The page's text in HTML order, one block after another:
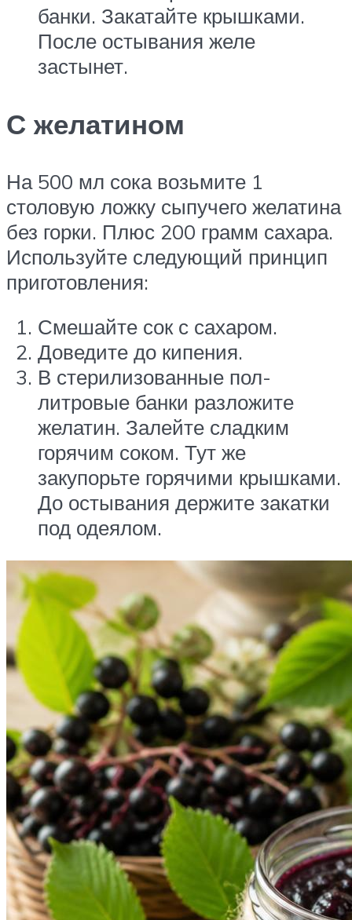
банки. Закатайте крышками.
После остывания желе
застынет.
С желатином
На 500 мл сока возьмите 1
столовую ложку сыпучего желатина
без горки. Плюс 200 грамм сахара.
Используйте следующий принцип
приготовления:
Смешайте сок с сахаром.
Доведите до кипения.
В стерилизованные пол-
литровые банки разложите
желатин. Залейте сладким
горячим соком. Тут же
закупорьте горячими крышками.
До остывания держите закатки
под одеялом.